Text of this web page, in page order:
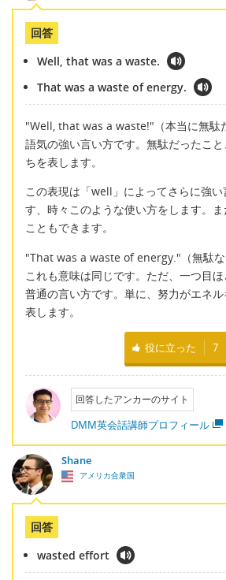
回答
Well, that was a waste.
That was a waste of energy.
"Well, that was a waste!"（本当に無駄
語気の強い言い方です。無駄だったこ
ちを表します。
この表現は「well」によってさらに強い
す、時々このような使い方をします。
こともできます。
"That was a waste of energy."（無駄な
これも意味は同じです。ただ、一つ目ほ
普通の言い方です。単に、努力がエネ
表します。
役に立った 7
回答したアンカーのサイト
DMM英会話講師プロフィール
Shane
アメリカ合衆国
回答
wasted effort